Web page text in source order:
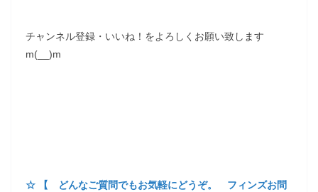
チャンネル登録・いいね！をよろしくお願い致します
m(__)m
☆ 【 どんなご質問でもお気軽にどうぞ。 フィンズお問